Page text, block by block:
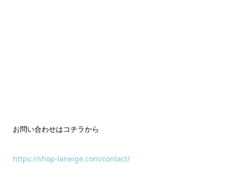
お問い合わせはコチラから
https://shop-laneige.com/contact/